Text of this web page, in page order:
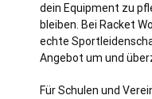
dein Equipment zu
bleiben. Bei Racket
echte
Angebot um und
Für Schulen und